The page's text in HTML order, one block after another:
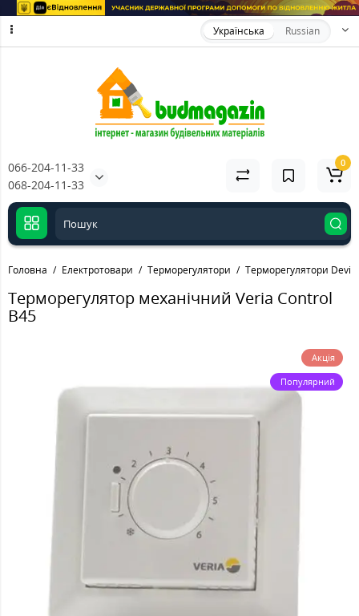
Українська Russian
066-204-11-33
068-204-11-33
0
Головна Електротовари Терморегулятори Терморегулятори Devi
Терморегулятор механічний Veria Control
B45
Акція
Популярний